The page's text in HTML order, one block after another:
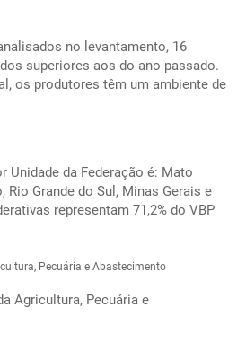
no levantamento, 16
superiores aos do ano passado.
os produtores têm um ambiente de
Unidade da Federação é: Mato
Rio Grande do Sul, Minas Gerais e
representam 71,2% do VBP
Pecuária e Abastecimento
Agricultura, Pecuária e